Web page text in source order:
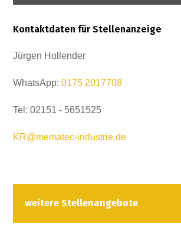
Kontaktdaten für Stellenanzeige
Jürgen Hollender
WhatsApp:0175 2017708
Tel: 02151 - 5651525
KR@mematec-industrie.de
weitere Stellenangebote